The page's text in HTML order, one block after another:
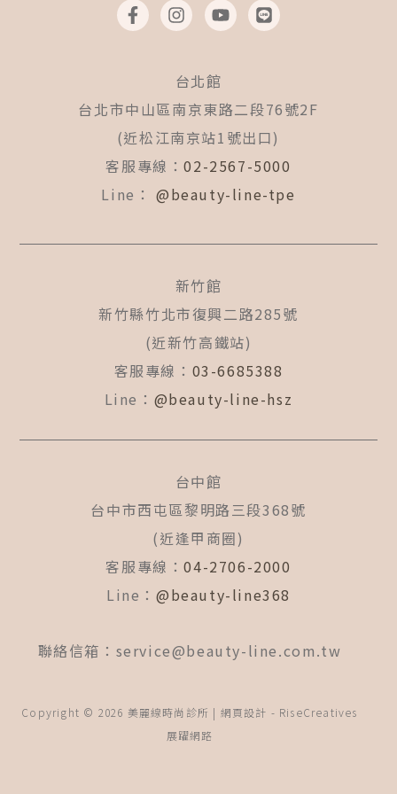
a
c
o
k
-
f
n
s
a
g
r
a
m
o
u
b
e
i
n
台北館
台北市中山區南京東路二段76號2F
(近松江南京站1號出口)
客服專線：02-2567-5000
Line： @beauty-line-tpe
新竹館
新竹縣竹北市復興二路285號
(近新竹高鐵站)
客服專線： 03-6685388
Line： @beauty-line-hsz
台中館
台中市西屯區黎明路三段368號
(近逢甲商圈)
客服專線：04-2706-2000
Line： @beauty-line368
聯絡信箱： service@beauty-line.com.tw
Copyright © 2026 美麗線時尚診所 | 網頁設計 - RiseCreatives
展躍網路